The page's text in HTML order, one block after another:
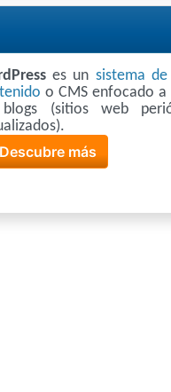
es un sistema
o CMS enfocado
(sitios web
Descubre más